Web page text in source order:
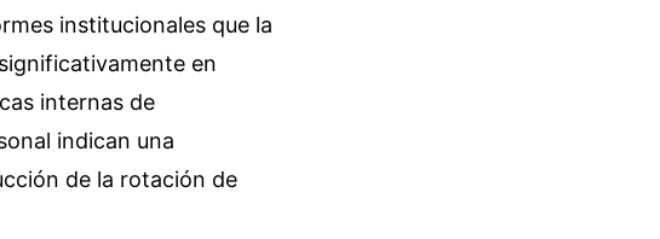
institucionales que la
en
internas de
indican una
de la rotación de